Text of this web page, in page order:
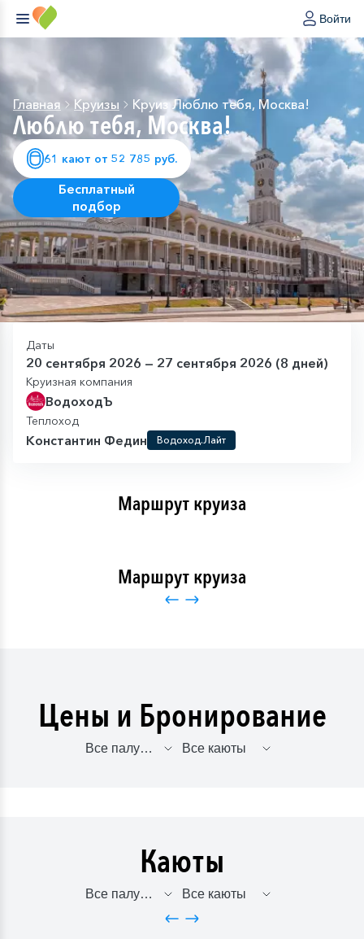
Войти
Главная Круизы Круиз Люблю тебя, Москва!
Люблю тебя, Москва!
61 кают от 52 785 руб.
Бесплатный
подбор
Даты
20 сентября 2026 — 27 сентября 2026 (8 дней)
Круизная компания
ВодоходЪ
Теплоход
Константин Федин Водоход.Лайт
Маршрут круиза
Маршрут круиза
Цены и Бронирование
Каюты